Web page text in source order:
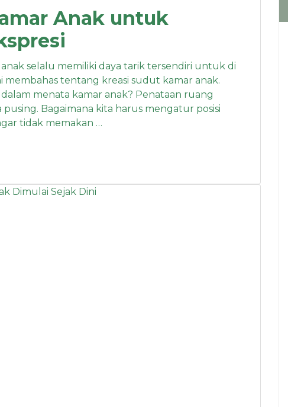
Anak untuk
anak selalu memiliki daya tarik tersendiri untuk di
membahas tentang kreasi sudut kamar anak.
menata kamar anak? Penataan ruang
Bagaimana kita harus mengatur posisi
tidak memakan …